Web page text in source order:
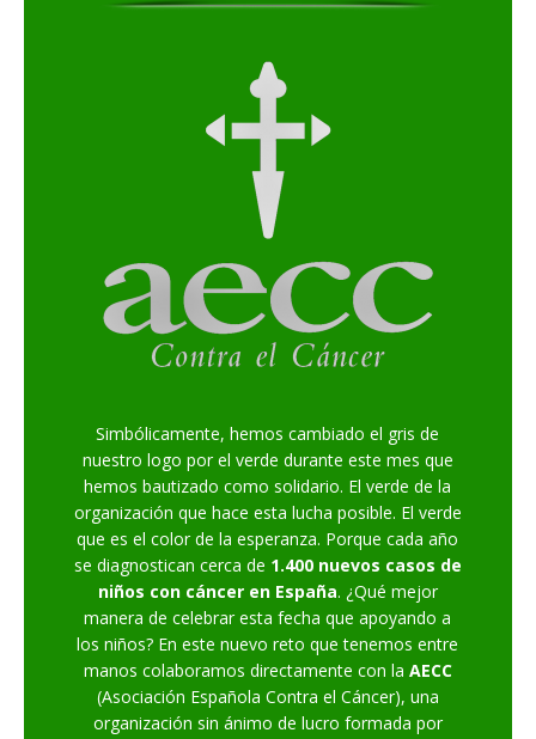
Simbólicamente, hemos cambiado el gris de
nuestro logo por el verde durante este mes que
hemos bautizado como solidario. El verde de la
organización que hace esta lucha posible. El verde
que es el color de la esperanza. Porque cada año
se diagnostican cerca de 1.400 nuevos casos de
niños con cáncer en España. ¿Qué mejor
manera de celebrar esta fecha que apoyando a
los niños? En este nuevo reto que tenemos entre
manos colaboramos directamente con la AECC
(Asociación Española Contra el Cáncer), una
organización sin ánimo de lucro formada por